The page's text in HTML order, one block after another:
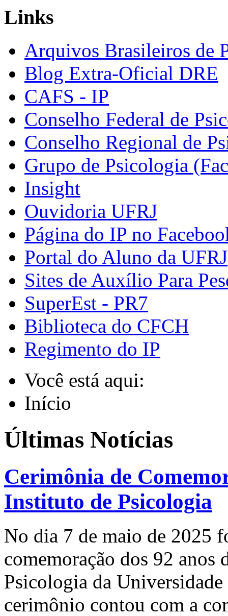
Links
Arquivos Brasileiros de
Blog Extra-Oficial DRE
CAFS - IP
Conselho Federal de
Conselho Regional de
Grupo de Psicologia
Insight
Ouvidoria UFRJ
Página do IP no
Portal do Aluno da UFRJ
Sites de Auxílio Para
SuperEst - PR7
Biblioteca do CFCH
Regimento do IP
Você está aqui:
Início
Últimas Notícias
Cerimônia de
Instituto de Psicologia
No dia 7 de maio de 2025
comemoração dos 92
Psicologia da
cerimônio contou com a